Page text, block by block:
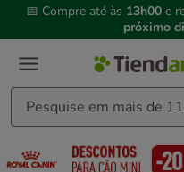
3,
mensagem,
📅 Compre até às 13h00 e
próximo